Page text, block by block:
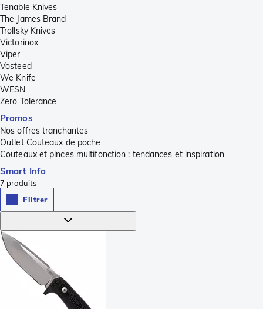
Tenable Knives
The James Brand
Trollsky Knives
Victorinox
Viper
Vosteed
We Knife
WESN
Zero Tolerance
Promos
Nos offres tranchantes
Outlet Couteaux de poche
Couteaux et pinces multifonction : tendances et inspiration
Smart Info
7 produits
Filtrer